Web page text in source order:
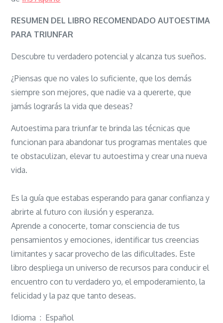
para
RESUMEN DEL LIBRO RECOMENDADO AUTOESTIMA
PARA TRIUNFAR
Descubre tu verdadero potencial y alcanza tus sueños.
¿Piensas que no vales lo suficiente, que los demás
siempre son mejores, que nadie va a quererte, que
jamás lograrás la vida que deseas?
Autoestima para triunfar te brinda las técnicas que
funcionan para abandonar tus programas mentales que
te obstaculizan, elevar tu autoestima y crear una nueva
vida.
Es la guía que estabas esperando para ganar confianza y
abrirte al futuro con ilusión y esperanza.
Aprende a conocerte, tomar consciencia de tus
pensamientos y emociones, identificar tus creencias
limitantes y sacar provecho de las dificultades. Este
libro despliega un universo de recursos para conducir el
encuentro con tu verdadero yo, el empoderamiento, la
felicidad y la paz que tanto deseas.
Idioma ‏ : ‎ Español